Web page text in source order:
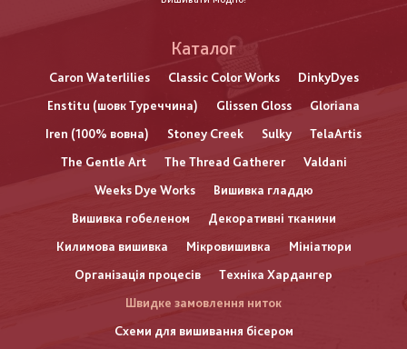
Каталог
Caron Waterlilies Classic Color Works
DinkyDyes
Enstitu (шовк Туреччина)
Glissen Gloss
Gloriana
Iren (100% вовна)
Stoney Creek Sulky
TelaArtis
The Gentle Art
The Thread Gatherer
Valdani
Weeks Dye Works
Вишивка гладдю
Вишивка гобеленом
Декоративні тканини
Килимова вишивка
Мікровишивка
Мініатюри
Організація процесів
Техніка Хардангер
Швидке замовлення ниток
Схеми для вишивання бісером